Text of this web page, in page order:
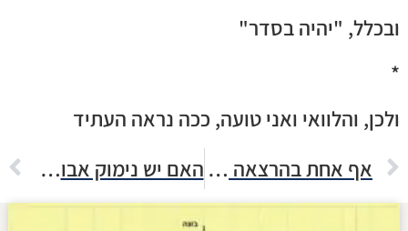
ובכלל, "יהיה בסדר"
*
ולכן, והלוואי ואני טועה, ככה נראה העתיד
אף אחת בהרצאה לא פתחה מצלמה וזה היה סימן נהדר
האם יש נימוק אבולוציוני להסתובב עם טלפון נוקיה בן 10 שנים?